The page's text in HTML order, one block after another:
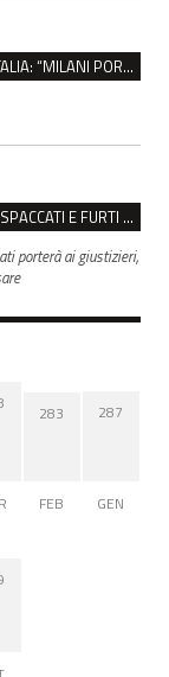
HELLWATT, SCONTRO SENZA FINE. FRATELLI D’ITALIA: “MILANI PORTA DOCUMENTI, DE FRANCO INSULTI”
REGGIO, PIAZZALE EUROPA È UN INCUBO: VETRI SPACCATI E FURTI SULLE AUTO IN SOSTA
porterà ai giustizieri,
283
FEB
287
GEN